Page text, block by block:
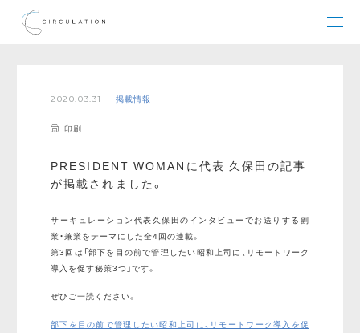
2020.03.31 掲載情報
印刷
PRESIDENT WOMANに代表 久保田の記事
が掲載されました。
サーキュレーション代表久保田のインタビューでお送りする副
業・兼業をテーマにした全4回の連載。
第3 回は「部下を目の前で管理したい昭和上司に、リモートワーク
導入を促す秘策3つ 」です。
ぜひご一読ください。
部下を目の前で管理したい昭和上司に、リモートワーク導入を促